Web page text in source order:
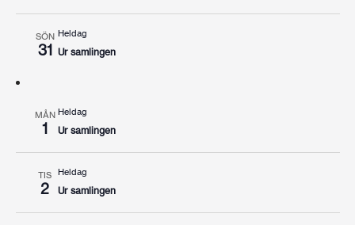
SÖN
31
Heldag
Ur samlingen
MÅN
1
Heldag
Ur samlingen
TIS
2
Heldag
Ur samlingen